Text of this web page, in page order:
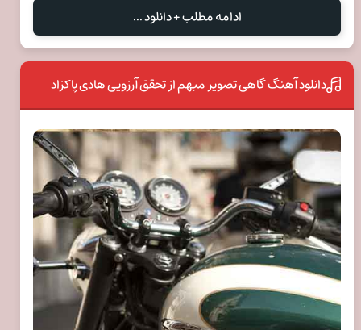
ادامه مطلب + دانلود ...
دانلود آهنگ گاهی تصویر مبهم از تحقق آرزویی هادی پاکزاد